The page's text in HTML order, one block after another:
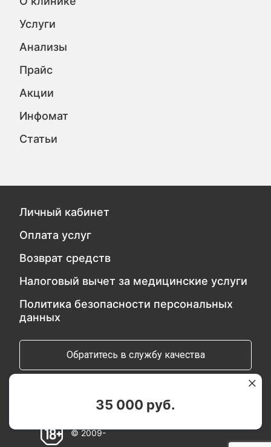
35 000 руб.
Услуги
Анализы
Прайс
Акции
Инфомат
Статьи
Личный кабинет
Оплата услуг
Возврат средств
Налоговый вычет за медицинские услуги
Политика безопасности персональных
данных
Обратитесь в службу качества
Мы в социальных сетях:
© 2009-